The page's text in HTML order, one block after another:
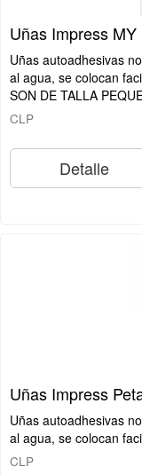
Uñas Impress
Uñas autoadhesivas
al agua, se colocan
SON DE TALLA
CLP
Detalle
Uñas Impress
Uñas autoadhesivas
al agua, se colocan
CLP